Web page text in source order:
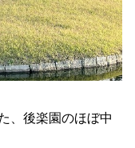
、後楽園のほぼ中